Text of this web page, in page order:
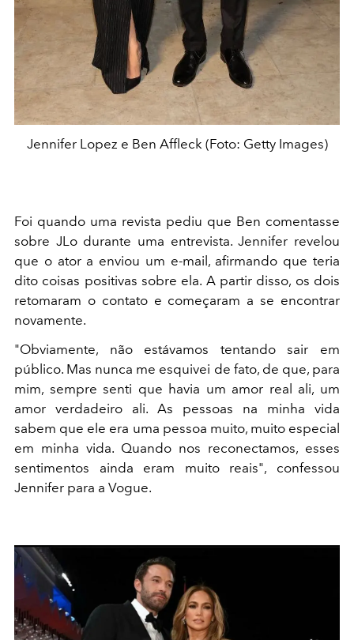
Jennifer Lopez e Ben Affleck (Foto: Getty Images)
Foi quando uma revista pediu que Ben comentasse
sobre JLo durante uma entrevista. Jennifer revelou
que o ator a enviou um e-mail, afirmando que teria
dito coisas positivas sobre ela. A partir disso, os dois
retomaram o contato e começaram a se encontrar
novamente.
"Obviamente, não estávamos tentando sair em
público. Mas nunca me esquivei de fato, de que, para
mim, sempre senti que havia um amor real ali, um
amor verdadeiro ali. As pessoas na minha vida
sabem que ele era uma pessoa muito, muito especial
em minha vida. Quando nos reconectamos, esses
sentimentos ainda eram muito reais", confessou
Jennifer para a Vogue.